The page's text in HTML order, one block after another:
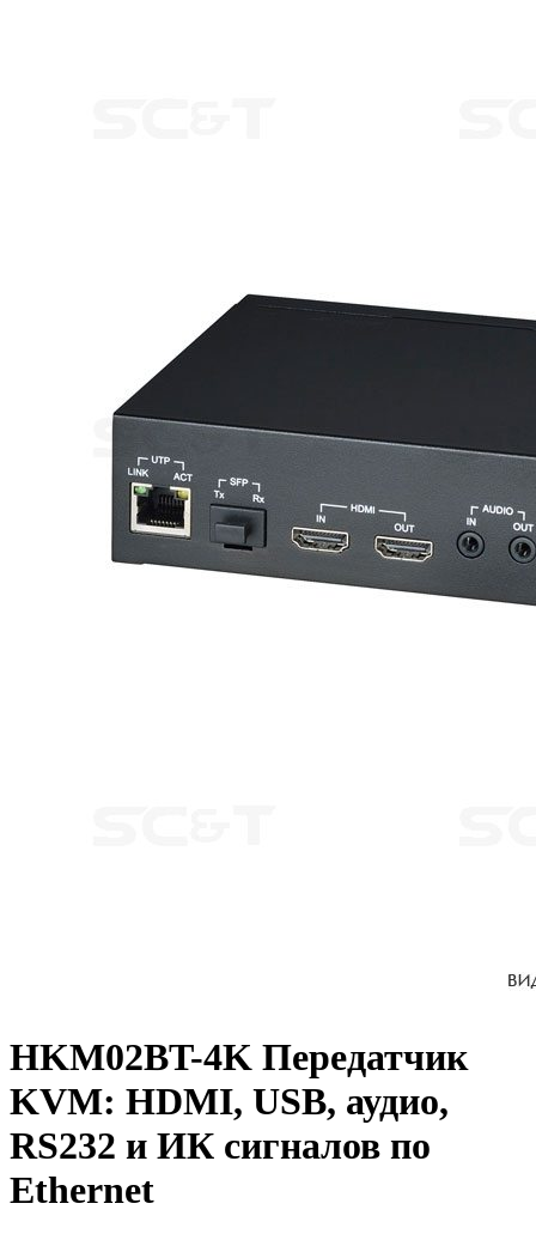
HKM02BT-4K Передатчик
KVM: HDMI, USB, аудио,
RS232 и ИК сигналов по
Ethernet